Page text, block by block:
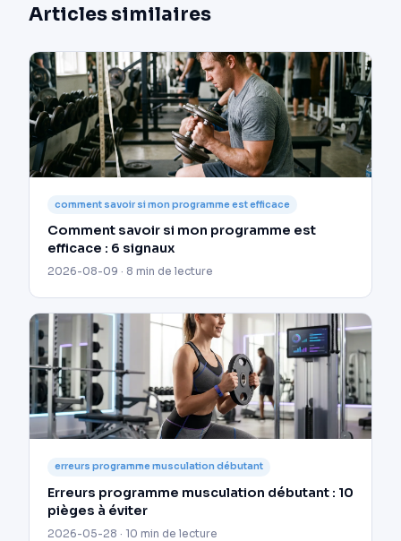
Articles similaires
comment savoir si mon programme est efficace
Comment savoir si mon programme est
efficace : 6 signaux
2026-08-09 · 8 min de lecture
erreurs programme musculation débutant
Erreurs programme musculation débutant : 10
pièges à éviter
2026-05-28 · 10 min de lecture